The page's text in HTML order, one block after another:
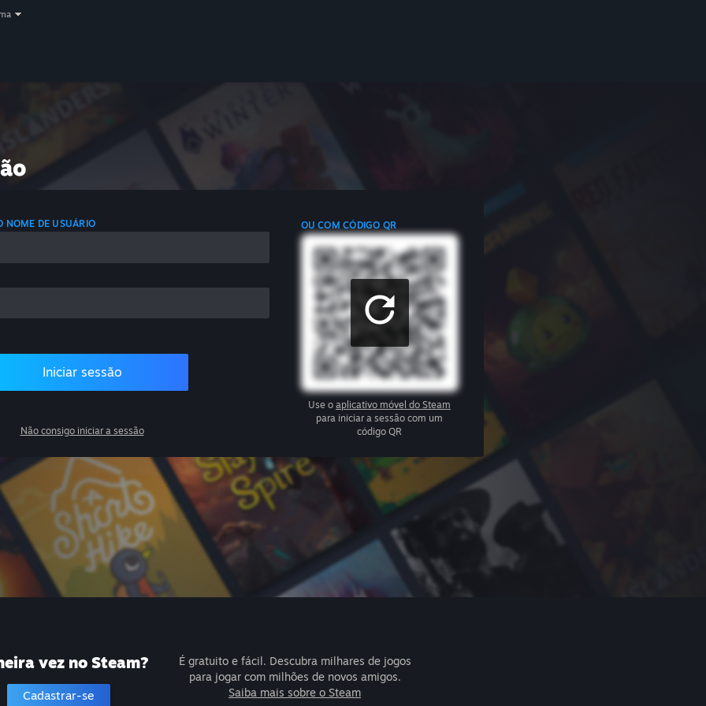
NOME DE USUÁRIO
Iniciar sessão
Não consigo iniciar a sessão
OU COM CÓDIGO QR
Use o aplicativo móvel do Steam
para iniciar a sessão com um
código QR
vez no Steam?
Cadastrar-se
É gratuito e fácil. Descubra milhares de jogos
para jogar com milhões de novos amigos.
Saiba mais sobre o Steam